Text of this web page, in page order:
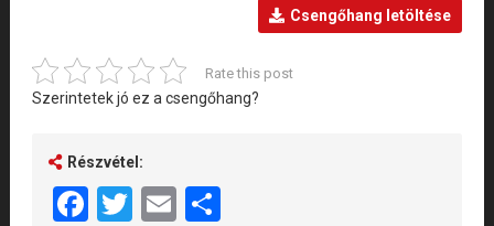
Csengőhang letöltése
Rate this post
Szerintetek jó ez a csengőhang?
Részvétel:
Facebook
Twitter
EmailShare